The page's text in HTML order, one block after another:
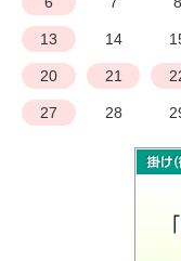
13 14
20 21
27 28